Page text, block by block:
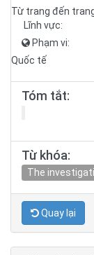
Từ trang đến
Lĩnh vực:
Phạm vi:
Quốc tế
Tóm tắt:
Từ khóa:
The
Quay lại